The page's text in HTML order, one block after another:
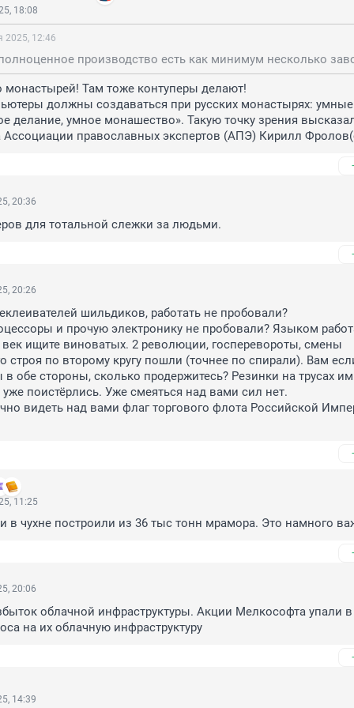
18:08
2025, 12:46
монастырей! Там тоже контуперы делают!
должны создаваться при русских монастырях: умные
делание, умное монашество». Такую точку зрения
Ассоциации православных экспертов (АПЭ) Кирилл
20:36
для тотальной слежки за людьми.
20:26
шильдиков, работать не пробовали?
и прочую электронику не пробовали? Языком
ищите виноватых. 2 революции, госперевороты, смены
строя по второму кругу пошли (точнее по спирали). Вам
в обе стороны, сколько продержитесь? Резинки на трусах
уже поистёрлись. Уже смеяться над вами сил нет.
видеть над вами флаг торгового флота Российской
11:25
в чухне построили из 36 тыс тонн мрамора. Это намного
20:06
облачной инфраструктуры. Акции Мелкософта упали в
на их облачную инфраструктуру
14:39